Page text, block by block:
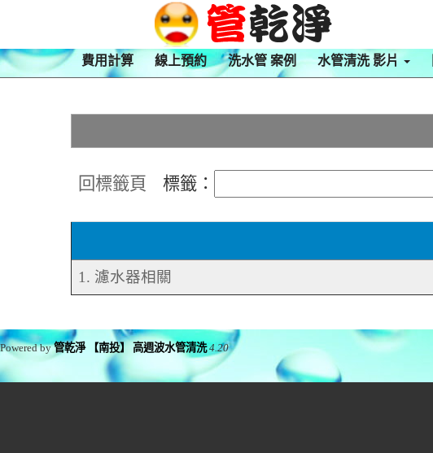
費用計算 線上預約 洗水管 案例 水管清洗 影片
回標籤頁 標籤：
1. 濾水器相關
Powered by管乾淨 【南投】 高週波水管清洗 4.20